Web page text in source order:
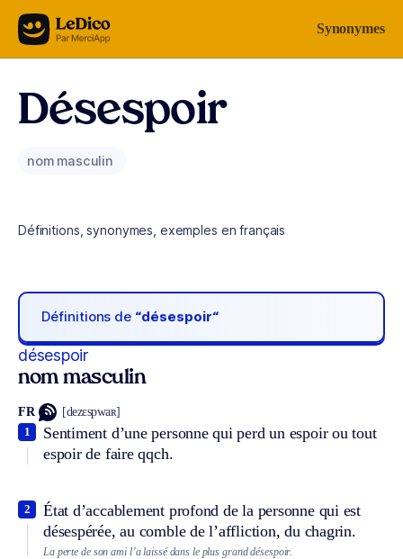
Aller au contenu Synonymes
Désespoir
nom masculin
Définitions, synonymes, exemples en français
Définitions de “désespoir“
désespoir
nom masculin
FR [dezɛspwaʀ]
Sentiment d’une personne qui perd un espoir ou tout
espoir de faire qqch.
1
État d’accablement profond de la personne qui est
désespérée, au comble de l’affliction, du chagrin.
2
La perte de son ami l’a laissé dans le plus grand désespoir.